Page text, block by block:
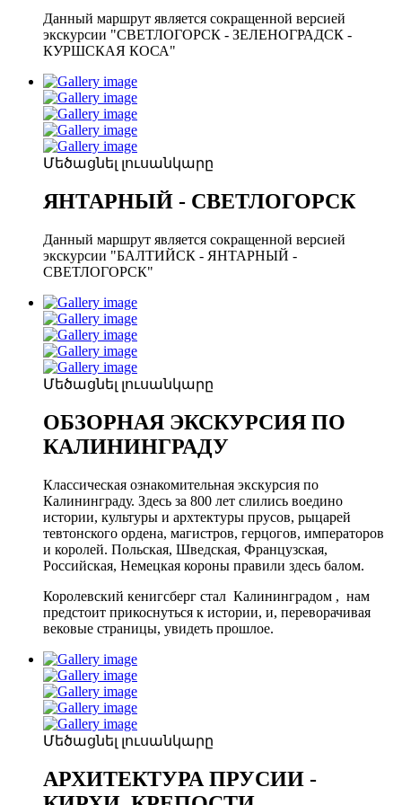
Данный маршрут является сокращенной версией
экскурсии "СВЕТЛОГОРСК - ЗЕЛЕНОГРАДСК -
КУРШСКАЯ КОСА"
Մեծացնել լուսանկարը
ЯНТАРНЫЙ - СВЕТЛОГОРСК
Данный маршрут является сокращенной версией
экскурсии "БАЛТИЙСК - ЯНТАРНЫЙ -
СВЕТЛОГОРСК"
Մեծացնել լուսանկարը
ОБЗОРНАЯ ЭКСКУРСИЯ ПО
КАЛИНИНГРАДУ
Классическая ознакомительная экскурсия по
Калининграду. Здесь за 800 лет слились воедино
истории, культуры и архтектуры прусов, рыцарей
тевтонского ордена, магистров, герцогов, императоров
и королей. Польская, Шведская, Французская,
Российская, Немецкая короны правили здесь балом.
Королевский кенигсберг стал Калининградом , нам
предстоит прикоснуться к истории, и, переворачивая
вековые страницы, увидеть прошлое.
Մեծացնել լուսանկարը
АРХИТЕКТУРА ПРУСИИ -